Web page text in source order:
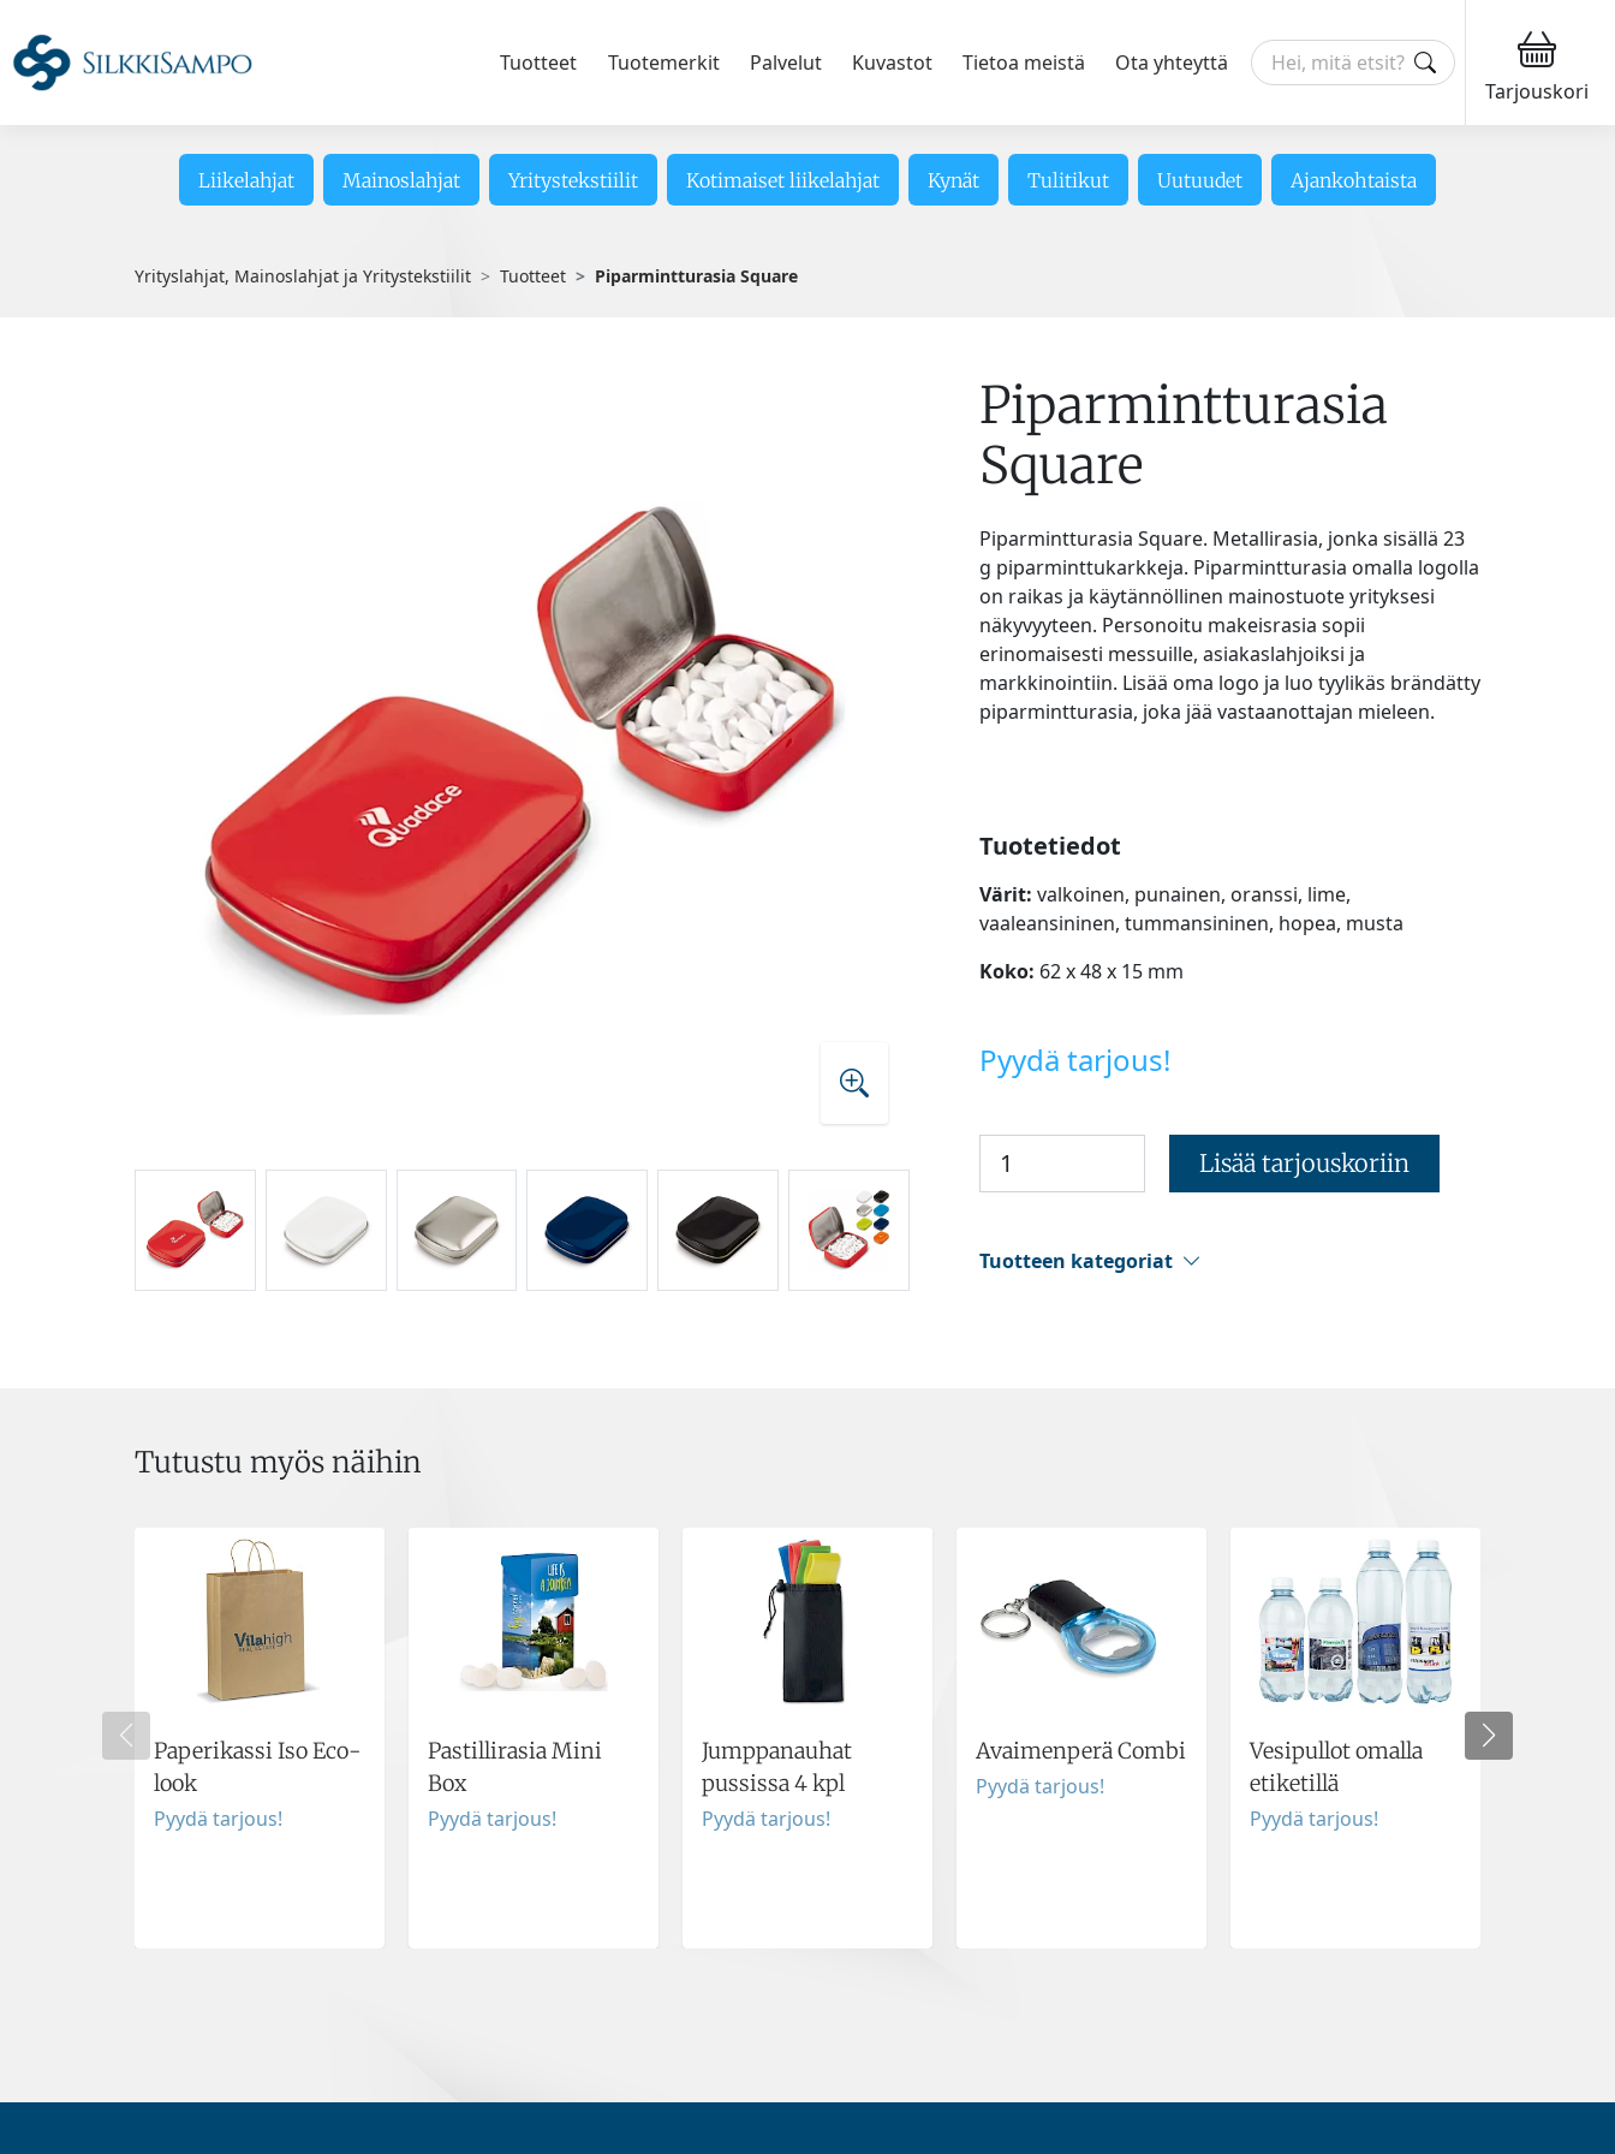
Tuotteet Tuotemerkit Palvelut Kuvastot Tietoa meistä
Ota yhteyttä
Tarjouskori
Liikelahjat Mainoslahjat Yritystekstiilit Kotimaiset liikelahjat Kynät Tulitikut Uutuudet Ajankohtaista
Yrityslahjat, Mainoslahjat ja Yritystekstiilit Tuotteet Piparmintturasia Square
Piparmintturasia
Square
Piparmintturasia Square. Metallirasia, jonka sisällä 23
g piparminttukarkkeja. Piparmintturasia omalla logolla
on raikas ja käytännöllinen mainostuote yrityksesi
näkyvyyteen. Personoitu makeisrasia sopii
erinomaisesti messuille, asiakaslahjoiksi ja
markkinointiin. Lisää oma logo ja luo tyylikäs brändätty
piparmintturasia, joka jää vastaanottajan mieleen.
Tuotetiedot
Värit: valkoinen, punainen, oranssi, lime,
vaaleansininen, tummansininen, hopea, musta
Koko: 62 x 48 x 15 mm
Pyydä tarjous!
Lisää tarjouskoriin
Tuotteen kategoriat
Tutustu myös näihin
Paperikassi Iso Eco-
look
Pyydä tarjous!
Pastillirasia Mini
Box
Pyydä tarjous!
Jumppanauhat
pussissa 4 kpl
Pyydä tarjous!
Avaimenperä Combi
Pyydä tarjous!
Vesipullot omalla
etiketillä
Pyydä tarjous!